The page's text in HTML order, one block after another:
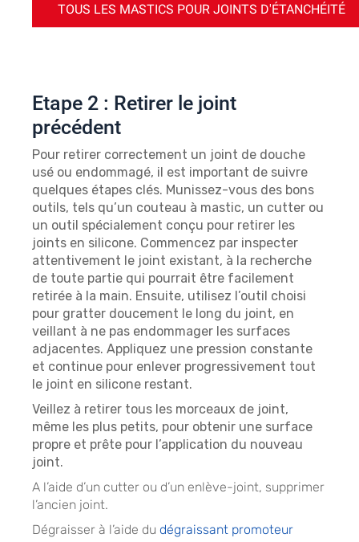
TOUS LES MASTICS POUR JOINTS D'ÉTANCHÉITÉ
Etape 2 : Retirer le joint
précédent
Pour retirer correctement un joint de douche
usé ou endommagé, il est important de suivre
quelques étapes clés. Munissez-vous des bons
outils, tels qu’un couteau à mastic, un cutter ou
un outil spécialement conçu pour retirer les
joints en silicone. Commencez par inspecter
attentivement le joint existant, à la recherche
de toute partie qui pourrait être facilement
retirée à la main. Ensuite, utilisez l’outil choisi
pour gratter doucement le long du joint, en
veillant à ne pas endommager les surfaces
adjacentes. Appliquez une pression constante
et continue pour enlever progressivement tout
le joint en silicone restant.
Veillez à retirer tous les morceaux de joint,
même les plus petits, pour obtenir une surface
propre et prête pour l’application du nouveau
joint.
A l’aide d’un cutter ou d’un enlève-joint, supprimer
l’ancien joint.
Dégraisser à l’aide du dégraissant promoteur